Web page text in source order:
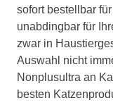
sofort bestellbar
unabdingbar für
zwar in
Auswahl nicht
Nonplusultra an
besten